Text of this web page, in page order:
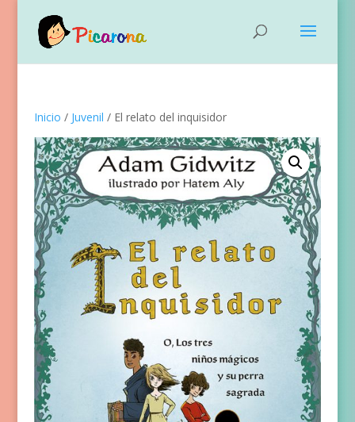
Inicio / Juvenil / El relato del inquisidor